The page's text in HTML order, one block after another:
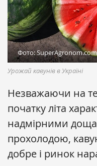
Фото: SuperAgronom.com
Урожай кавунів в Україні
Незважаючи на
початку літа
надмірними
прохолодою,
добре і ринок